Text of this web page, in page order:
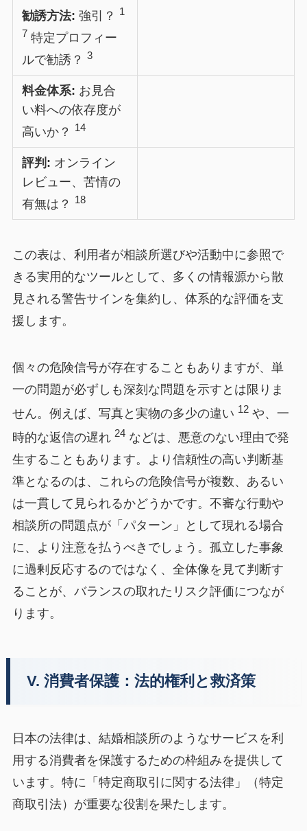
勧誘方法: 強引？
1
7 特定プロフィー
ルで勧誘？3
料金体系: お見合
い料への依存度が
高いか？
14
評判: オンライン
レビュー、苦情の
有無は？
18
この表は、利用者が相談所選びや活動中に参照で
きる実用的なツールとして、多くの情報源から散
見される警告サインを集約し、体系的な評価を支
援します。
個々の危険信号が存在することもありますが、単
一の問題が必ずしも深刻な問題を示すとは限りま
せん。例えば、写真と実物の多少の違い 12や、一
時的な返信の遅れ 24などは、悪意のない理由で発
生することもあります。より信頼性の高い判断基
準となるのは、これらの危険信号が複数、あるい
は一貫して見られるかどうかです。不審な行動や
相談所の問題点が「パターン」として現れる場合
に、より注意を払うべきでしょう。孤立した事象
に過剰反応するのではなく、全体像を見て判断す
ることが、バランスの取れたリスク評価につなが
ります。
V. 消費者保護：法的権利と救済策
日本の法律は、結婚相談所のようなサービスを利
用する消費者を保護するための枠組みを提供して
います。特に「特定商取引に関する法律」（特定
商取引法）が重要な役割を果たします。